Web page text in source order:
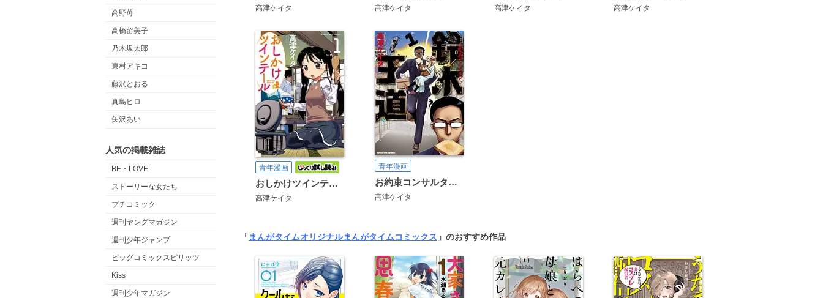
高野苺
高橋留美子
乃木坂太郎
東村アキコ
藤沢とおる
真島ヒロ
矢沢あい
人気の掲載雑誌
BE・LOVE
ストーリーな女たち
プチコミック
週刊ヤングマガジン
週刊少年ジャンプ
ビッグコミックスピリッツ
Kiss
週刊少年マガジン
高津ケイタ 高津ケイタ 高津ケイタ 高津ケイタ
青年漫画
おしかけツインテール
高津ケイタ
青年漫画
お約束コンサルタント 鈴木王道
高津ケイタ
「 まんがタイムオリジナルまんがタイムコミックス 」のおすすめ作品